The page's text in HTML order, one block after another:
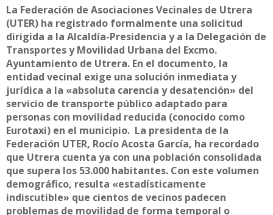
La Federación de Asociaciones Vecinales de Utrera
(UTER) ha registrado formalmente una solicitud
dirigida a la Alcaldía-Presidencia y a la Delegación de
Transportes y Movilidad Urbana del Excmo.
Ayuntamiento de Utrera. En el documento, la
entidad vecinal exige una solución inmediata y
jurídica a la «absoluta carencia y desatención» del
servicio de transporte público adaptado para
personas con movilidad reducida (conocido como
Eurotaxi) en el municipio. La presidenta de la
Federación UTER, Rocío Acosta García, ha recordado
que Utrera cuenta ya con una población consolidada
que supera los 53.000 habitantes. Con este volumen
demográfico, resulta «estadísticamente
indiscutible» que cientos de vecinos padecen
problemas de movilidad de forma temporal o